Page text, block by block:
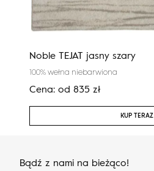
Noble TEJAT jasny szary
100% wełna niebarwiona
Cena: od 835 zł
KUP TERAZ
Bądź z nami na bieżąco!